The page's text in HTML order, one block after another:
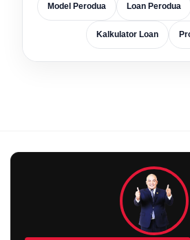
Model Perodua Loan Perodua
Kalkulator Loan